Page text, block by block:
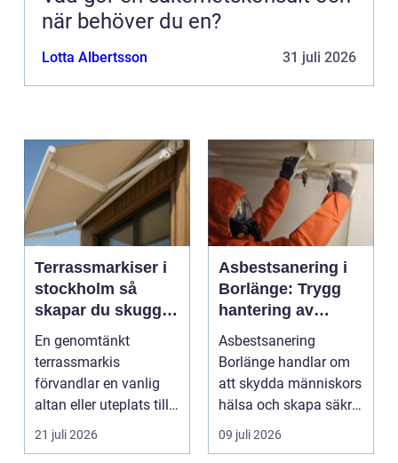
när behöver du en?
Lotta Albertsson 31 juli 2026
Terrassmarkiser i
stockholm så
skapar du skugga,
stil och komfort på
uteplatsen
En genomtänkt
terrassmarkis
förvandlar en vanlig
altan eller uteplats till
ett extra rum under
somma...
21 juli 2026
Asbestsanering i
Borlänge: Trygg
hantering av
farliga fibrer
Asbestsanering
Borlänge handlar om
att skydda människors
hälsa och skapa säkra
m...
09 juli 2026